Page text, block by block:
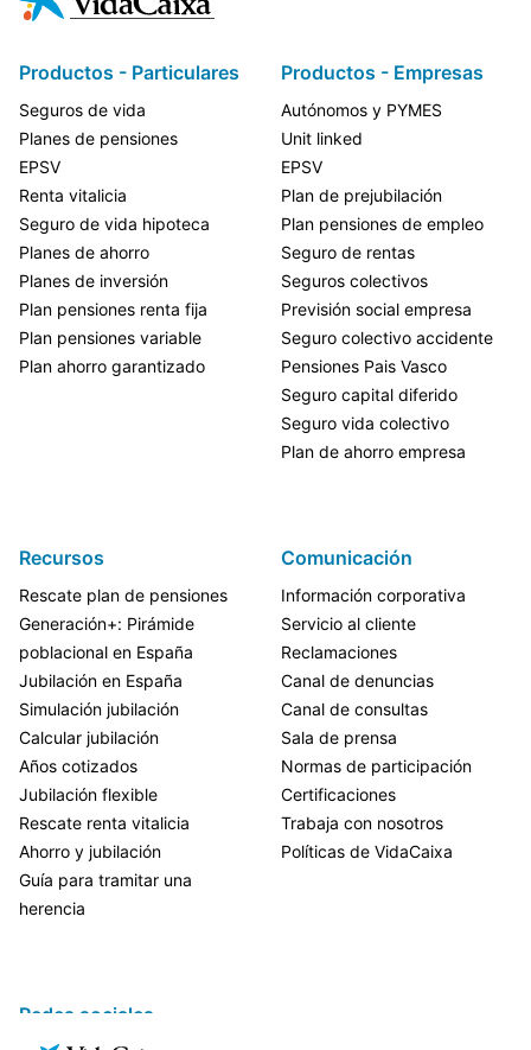
Productos - Particulares
Seguros de vida
Planes de pensiones
EPSV
Renta vitalicia
Seguro de vida hipoteca
Planes de ahorro
Planes de inversión
Plan pensiones renta fija
Plan pensiones variable
Plan ahorro garantizado
Productos - Empresas
Autónomos y PYMES
Unit linked
EPSV
Plan de prejubilación
Plan pensiones de empleo
Seguro de rentas
Seguros colectivos
Previsión social empresa
Seguro colectivo accidente
Pensiones Pais Vasco
Seguro capital diferido
Seguro vida colectivo
Plan de ahorro empresa
Recursos
Rescate plan de pensiones
Generación+: Pirámide
poblacional en España
Jubilación en España
Simulación jubilación
Calcular jubilación
Años cotizados
Jubilación flexible
Rescate renta vitalicia
Ahorro y jubilación
Guía para tramitar una
herencia
Comunicación
Información corporativa
Servicio al cliente
Reclamaciones
Canal de denuncias
Canal de consultas
Sala de prensa
Normas de participación
Certificaciones
Trabaja con nosotros
Políticas de VidaCaixa
Redes sociales